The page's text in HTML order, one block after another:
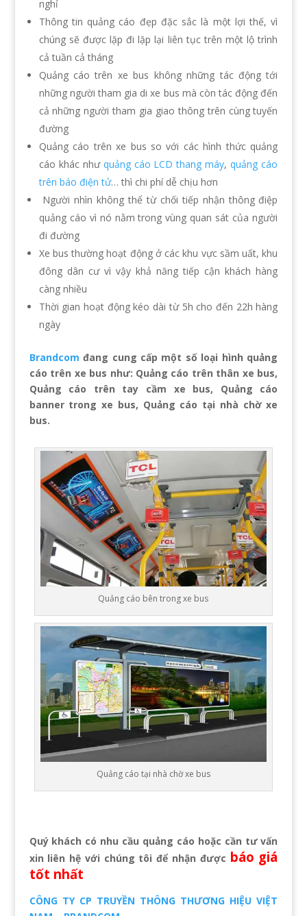
nghỉ
Thông tin quảng cáo đẹp đặc sắc là một lợi thế, vì
chúng sẽ được lặp đi lặp lại liên tục trên một lộ trình
cả tuần cả tháng
Quảng cáo trên xe bus không những tác động tới
những người tham gia di xe bus mà còn tác động đến
cả những người tham gia giao thông trên cùng tuyến
đường
Quảng cáo trên xe bus so với các hình thức quảng
cáo khác như quảng cáo LCD thang máy,quảng cáo
trên báo điện tử… thì chi phí dễ chịu hơn
Người nhìn không thể từ chối tiếp nhận thông điệp
quảng cáo vì nó nằm trong vùng quan sát của người
đi đường
Xe bus thường hoạt động ở các khu vực sầm uất, khu
đông dân cư vì vậy khả năng tiếp cận khách hàng
càng nhiều
Thời gian hoạt động kéo dài từ 5h cho đến 22h hàng
ngày
Brandcomđang cung cấp một số loại hình quảng
cáo trên xe bus như: Quảng cáo trên thân xe bus,
Quảng cáo trên tay cầm xe bus, Quảng cáo
banner trong xe bus, Quảng cáo tại nhà chờ xe
bus.
Quảng cáo bên trong xe bus
Quảng cáo tại nhà chờ xe bus
Quý khách có nhu cầu quảng cáo hoặc cần tư vấn
xin liên hệ với chúng tôiđể nhận được báo giá
tốt nhất
CÔNG TY CP TRUYỀN THÔNG THƯƠNG HIỆU VIỆT